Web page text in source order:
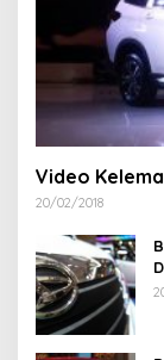
Video
20/02/2018